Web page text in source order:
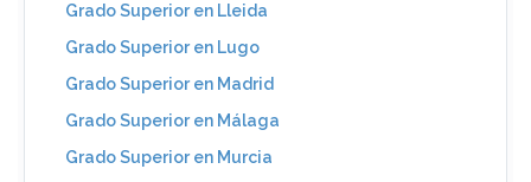
Grado Superior en Lleida
Grado Superior en Lugo
Grado Superior en Madrid
Grado Superior en Málaga
Grado Superior en Murcia